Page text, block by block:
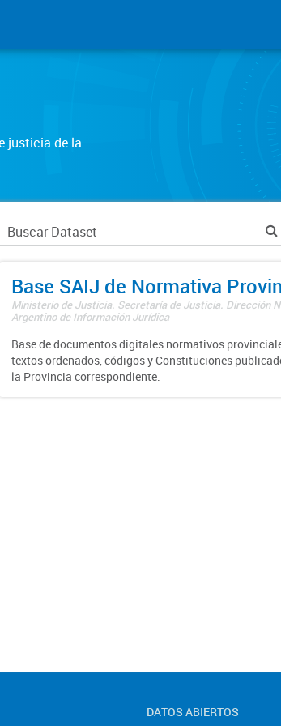
justicia de la
Base SAIJ de Normativa
Ministerio de Justicia. Secretaría de Justicia. Dirección
Argentino de Información Jurídica
Base de documentos digitales normativos
textos ordenados, códigos y Constituciones
la Provincia correspondiente.
DATOS ABIERTOS